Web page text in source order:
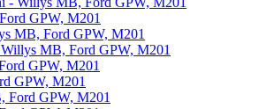
GPW, M201
MB, Ford GPW, M201
MB, Ford GPW, M201
GPW, M201
GPW, M201
Ford GPW, M201